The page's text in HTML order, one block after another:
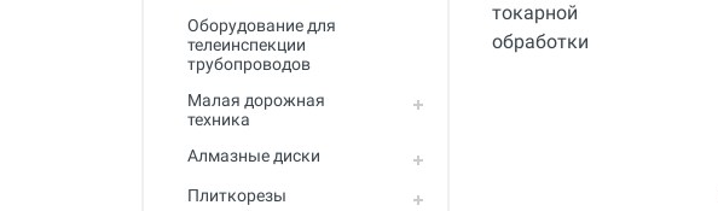
Фаскосъемные станки
Инструмент для укладки
Строительный инструмент и
оборудование
Полный каталог
Оборудование для
телеинспекции
трубопроводов
Малая дорожная
техника
Алмазные диски
Плиткорезы